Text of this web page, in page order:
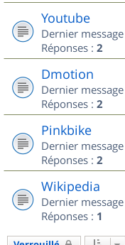
Youtube
Dernier
Réponses : 2
Dmotion
Dernier
Réponses : 2
Pinkbike
Dernier
Réponses : 2
Wikipedia
Dernier
Réponses : 1